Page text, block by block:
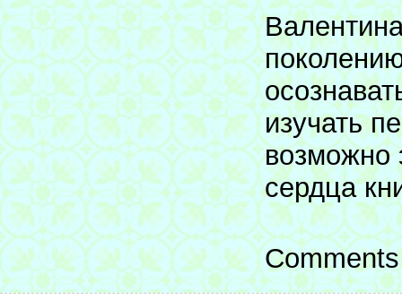
изучать
возможно
сердца